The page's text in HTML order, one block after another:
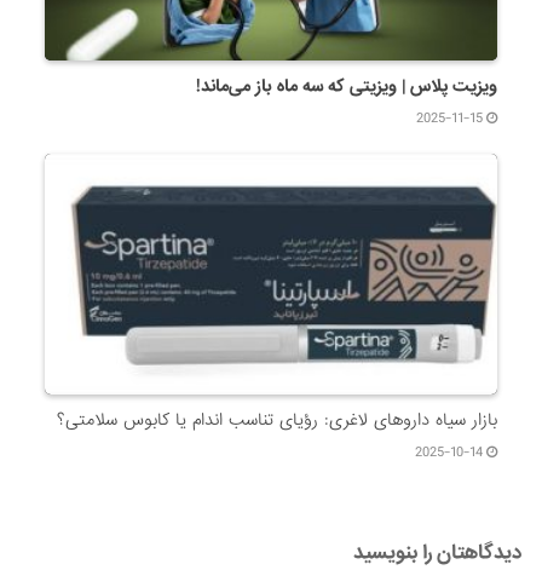
ویزیت پلاس | ویزیتی که سه ماه باز می‌ماند!
2025-11-15
بازار سیاه داروهای لاغری: رؤیای تناسب اندام یا کابوس سلامتی؟
2025-10-14
دیدگاهتان را بنویسید